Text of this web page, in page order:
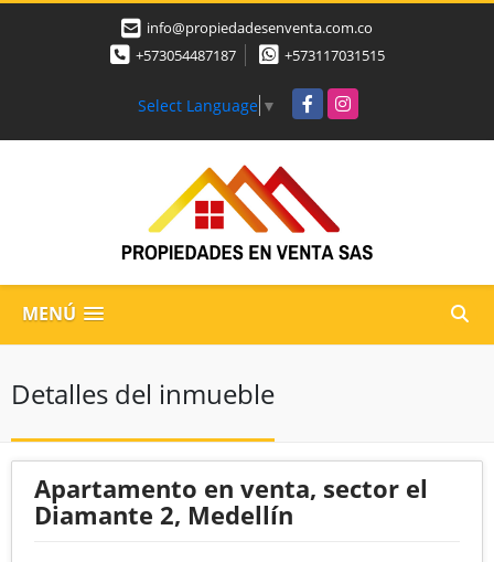
info@propiedadesenventa.com.co
+573054487187
+573117031515
Select Language ▼ FacebookInstagram
MENÚ
Detalles del inmueble
Apartamento en venta, sector el
Diamante 2, Medellín